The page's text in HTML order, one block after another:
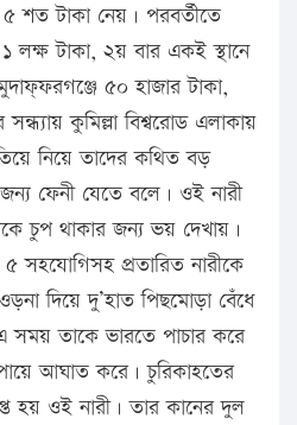
শত টাকা নেয়। পরবর্তীতে
লক্ষ টাকা, ২য় বার একই স্থানে
৫০ হাজার টাকা,
কুমিল্লা বিশ্বরোড এলাকায়
নিয়ে তাদের কথিত বড়
ফেনী যেতে বলে। ওই নারী
চুপ থাকার জন্য ভয় দেখায়।
সহযোগিসহ প্রতারিত নারীকে
দিয়ে দু’হাত পিছমোড়া বেঁধে
সময় তাকে ভারতে পাচার করে
আঘাত করে। চুরিকাহতের
হয় ওই নারী। তার কানের দুল